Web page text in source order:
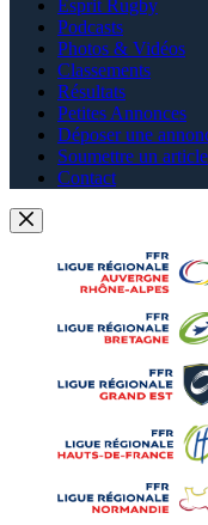
Esprit Rugby
Podcasts
Photos & Vidéos
Classements
Résultats
Petites Annonces
Déposer une
Soumettre un article
Contact